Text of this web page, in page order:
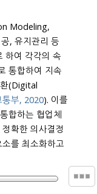
Modeling,
, 유지관리 등
하여 각각의 속
통합하여 지속
(Digital
통부, 2020). 이를
합하는 협업체
확한 의사결정
를 최소화하고